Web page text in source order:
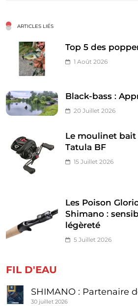
ARTICLES LIÉS
Top 5 des
1 Août 2026
Black-bass :
20 Juillet 2026
Le moulinet bait
Tatula BF
15 Juillet 2026
Les Poison
Shimano :
légèreté
5 Juillet 2026
FIL D'EAU
SHIMANO : Partenaire
30 juillet 2026